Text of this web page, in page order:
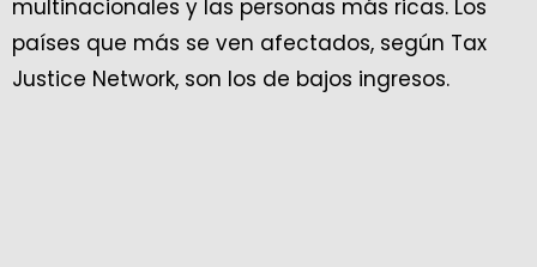
multinacionales y las personas más ricas. Los
países que más se ven afectados, según Tax
Justice Network, son los de bajos ingresos.